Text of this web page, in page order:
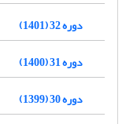
دوره 32 (1401)
دوره 31 (1400)
دوره 30 (1399)